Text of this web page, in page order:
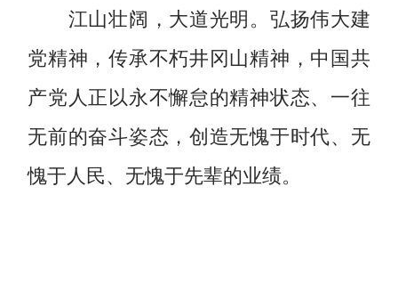
江山壮阔，大道光明。弘扬伟大建
党精神，传承不朽井冈山精神，中国共
产党人正以永不懈怠的精神状态、一往
无前的奋斗姿态，创造无愧于时代、无
愧于人民、无愧于先辈的业绩。